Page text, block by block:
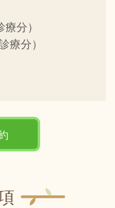
分）
分）